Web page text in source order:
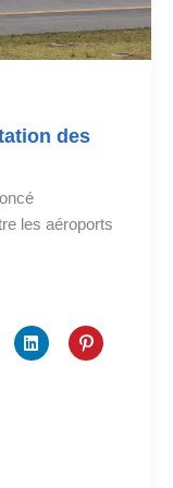
des
les aéroports